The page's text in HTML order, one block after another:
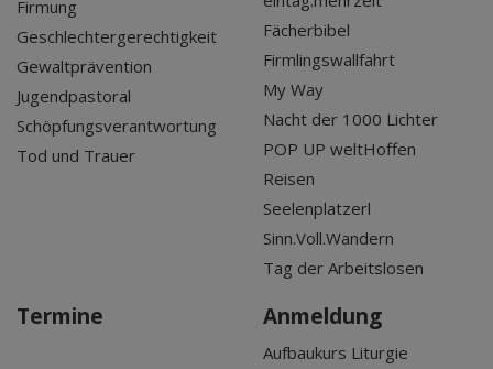
Firmung
Geschlechtergerechtigkeit
Gewaltprävention
Jugendpastoral
Schöpfungsverantwortung
Tod und Trauer
Fächerbibel
Firmlingswallfahrt
My Way
Nacht der 1000 Lichter
POP UP weltHoffen
Reisen
Seelenplatzerl
Sinn.Voll.Wandern
Tag der Arbeitslosen
Termine Anmeldung
Aufbaukurs Liturgie